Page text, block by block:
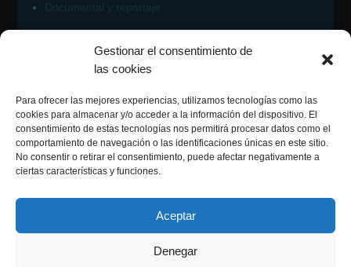
Gestionar el consentimiento de
las cookies
Para ofrecer las mejores experiencias, utilizamos tecnologías como las
cookies para almacenar y/o acceder a la información del dispositivo. El
consentimiento de estas tecnologías nos permitirá procesar datos como el
comportamiento de navegación o las identificaciones únicas en este sitio.
No consentir o retirar el consentimiento, puede afectar negativamente a
ciertas características y funciones.
Aceptar
Denegar
Documental y reportaje
Contacto Fotomatiz
Síguenos en: